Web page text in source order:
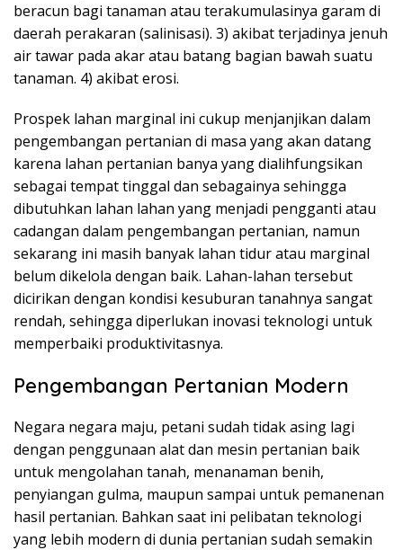
beracun bagi tanaman atau terakumulasinya garam di
daerah perakaran (salinisasi). 3) akibat terjadinya jenuh
air tawar pada akar atau batang bagian bawah suatu
tanaman. 4) akibat erosi.
Prospek lahan marginal ini cukup menjanjikan dalam
pengembangan pertanian di masa yang akan datang
karena lahan pertanian banya yang dialihfungsikan
sebagai tempat tinggal dan sebagainya sehingga
dibutuhkan lahan lahan yang menjadi pengganti atau
cadangan dalam pengembangan pertanian, namun
sekarang ini masih banyak lahan tidur atau marginal
belum dikelola dengan baik. Lahan-lahan tersebut
dicirikan dengan kondisi kesuburan tanahnya sangat
rendah, sehingga diperlukan inovasi teknologi untuk
memperbaiki produktivitasnya.
Pengembangan Pertanian Modern
Negara negara maju, petani sudah tidak asing lagi
dengan penggunaan alat dan mesin pertanian baik
untuk mengolahan tanah, menanaman benih,
penyiangan gulma, maupun sampai untuk pemanenan
hasil pertanian. Bahkan saat ini pelibatan teknologi
yang lebih modern di dunia pertanian sudah semakin